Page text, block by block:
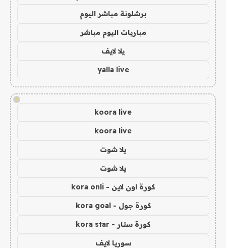
برشلونة مباشر اليوم
مباريات اليوم مباشر
يلا لايف
yalla live
!
koora live
koora live
يلا شوت
يلا شوت
كورة اون لاين - kora onli
كورة جول - kora goal
كورة ستار - kora star
سوريا لايف